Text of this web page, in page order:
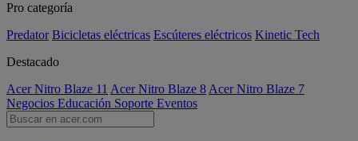
Pro categoría
Predator Bicicletas eléctricas Escúteres eléctricos Kinetic Tech
Destacado
Acer Nitro Blaze 11 Acer Nitro Blaze 8 Acer Nitro Blaze 7
Negocios Educación Soporte Eventos